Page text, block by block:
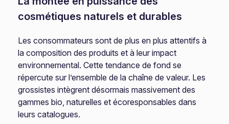
cosmétiques naturels et durables
Les consommateurs sont de plus en plus attentifs à
la composition des produits et à leur impact
environnemental. Cette tendance de fond se
répercute sur l’ensemble de la chaîne de valeur. Les
grossistes intègrent désormais massivement des
gammes bio, naturelles et écoresponsables dans
leurs catalogues.